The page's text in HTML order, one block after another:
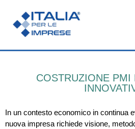
COSTRUZIONE PMI
In un contesto economico in continua
nuova impresa richiede visione,